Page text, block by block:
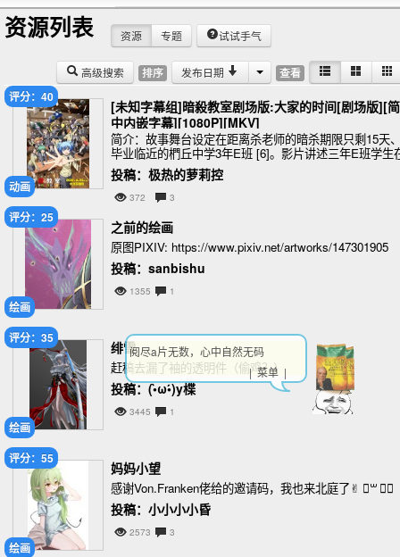
资源列表
高级搜索 排序 发布日期 查看
资源 专题 试试手气
动画
评分：40
[未知字幕组]暗殺教室剧场版:大家的时间[剧场版][简
中内嵌字幕][1080P][MKV]
简介：故事舞台设定在距离杀老师的暗杀期限只剩15天
毕业临近的椚丘中学3年E班 [6]。影片讲述三年E班学生
毕业前回忆与杀老师度过的时光；杀老师帮助居酒屋店主
梓和女儿萤后，坚定了履行老师职
投稿：极热的萝莉控
372 3
绘画
评分：25
之前的绘画
原图PIXIV: https://www.pixiv.net/artworks/147301905
投稿：sanbishu
1355 1
绘画
评分：35
绯雪
赶稿去漏了袖的透明件（偷鸡？）
投稿：(•̀ω•́)y楪
3445 1
绘画
评分：55
妈妈小望
感谢Von.Franken佬给的邀请码，我也来北庭了✌︎ ॑꒳ ॑✌︎
投稿：小小小小昏
2573 3
阅尽a片无数，心中自然无码
| 菜单 |